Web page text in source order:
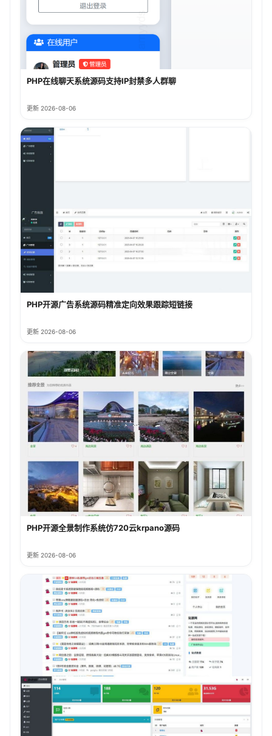
PHP在线聊天系统源码支持IP封禁多人群聊
更新 2026-08-06
PHP开源广告系统源码精准定向效果跟踪短链接
更新 2026-08-06
PHP开源全景制作系统仿720云krpano源码
更新 2026-08-06